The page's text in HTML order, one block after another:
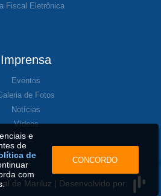
Fiscal Eletrônica
Imprensa
Eventos
de Fotos
Notícias
Vídeos
de Mariluz | Desenvolvido por:
e
de
de
com
CONCORDO